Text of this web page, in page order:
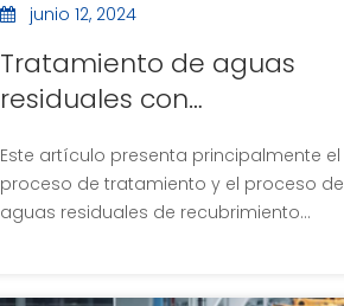
junio 12, 2024
Tratamiento de aguas
residuales con
electroforético: la guía
completa
Este artículo presenta principalmente el
proceso de tratamiento y el proceso de
aguas residuales de recubrimiento